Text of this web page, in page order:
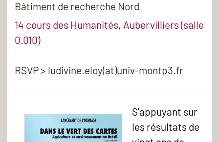
Bâtiment de recherche Nord
14 cours des Humanités, Aubervilliers (salle
0.010)
RSVP > ludivine.eloy(at)univ-montp3.fr
S'appuyant sur
les résultats de